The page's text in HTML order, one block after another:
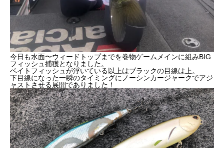
今日も水面〜ウィードトップまでを巻物ゲームメインに組みBIG
フィッシュ捕獲となりました。
ベイトフィッシュが浮いている以上はブラックの目線は上。
下目線になった一瞬のタイミングにノーシンカージャークでアジ
ャストさせる展開でありました！